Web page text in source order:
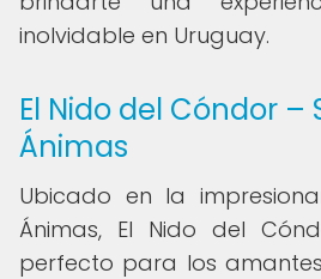
inolvidable en Uruguay.
El Nido del Cóndor –
Ánimas
Ubicado en la
Ánimas, El Nido del
perfecto para los